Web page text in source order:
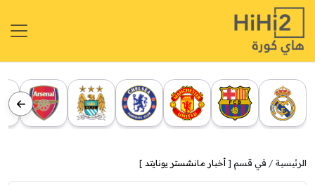
الرئيسية في قسم [ أخبار مانشستر يونايتد ]